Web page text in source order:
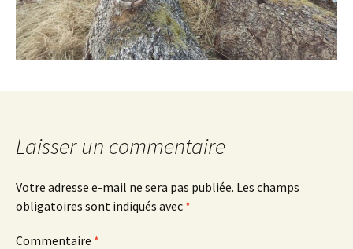
Laisser un commentaire
Votre adresse e-mail ne sera pas publiée. Les champs
obligatoires sont indiqués avec *
Commentaire *